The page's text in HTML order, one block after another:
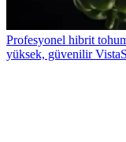
Profesyonel hibrit
yüksek, güvenilir